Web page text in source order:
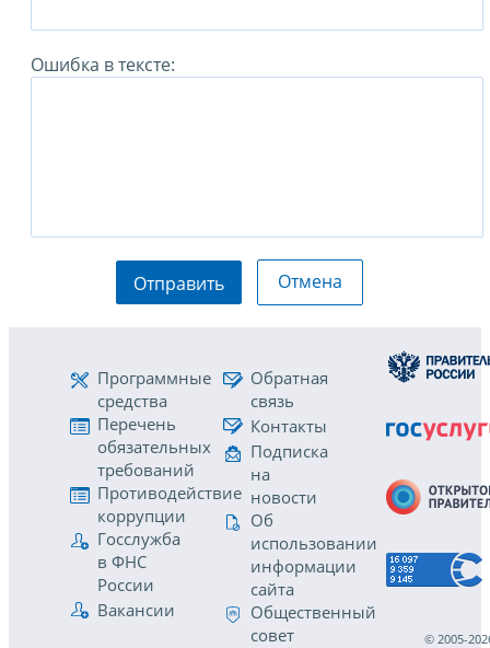
Ошибка в тексте:
Отправить Отмена
Программные
средства
Перечень
обязательных
требований
Противодействие
коррупции
Госслужба
в ФНС
России
Вакансии
Обратная
связь
Контакты
Подписка
на
новости
Об
использовании
информации
сайта
Общественный
совет
© 2005-